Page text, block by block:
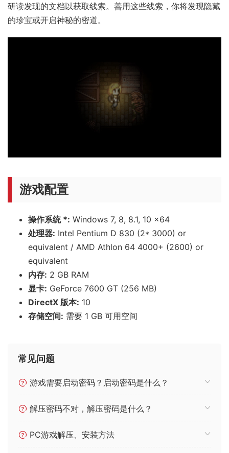
研读发现的文档以获取线索。善用这些线索，你将发现隐藏
的珍宝或开启神秘的密道。
游戏配置
操作系统 *: Windows 7, 8, 8.1, 10 x64
处理器: Intel Pentium D 830 (2* 3000) or
equivalent / AMD Athlon 64 4000+ (2600) or
equivalent
内存: 2 GB RAM
显卡: GeForce 7600 GT (256 MB)
DirectX 版本: 10
存储空间: 需要 1 GB 可用空间
常见问题
游戏需要启动密码？启动密码是什么？
解压密码不对，解压密码是什么？
PC游戏解压、安装方法